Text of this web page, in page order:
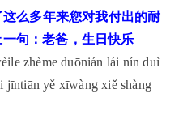
么多年来您对我付出的耐
句：老爸，生日快乐
zhème duōnián lái nín duì
jīntiān yě xīwàng xiě shàng